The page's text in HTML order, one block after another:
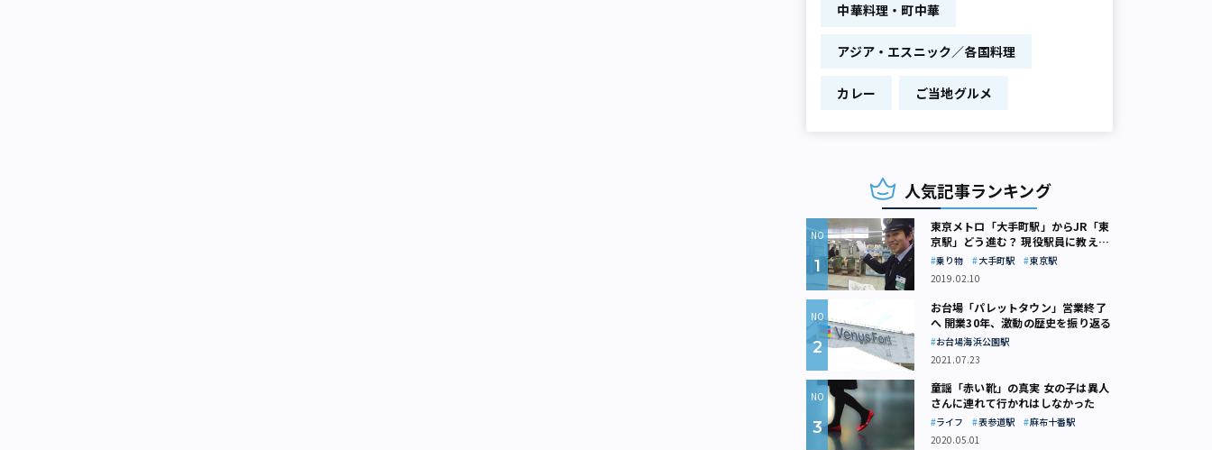
中華料理・町中華
アジア・エスニック／各国料理
カレー ご当地グルメ
人気記事ランキング
東京メトロ「大手町駅」からJR「東
京駅」どう進む？ 現役駅員に教えて
もらいました
乗り物 大手町駅
東京駅
2019.02.10
お台場「パレットタウン」営業終了
へ 開業30年、激動の歴史を振り返る
お台場海浜公園駅
2021.07.23
童謡「赤い靴」の真実 女の子は異人
さんに連れて行かれはしなかった
ライフ 表参道駅
麻布十番駅
2020.05.01